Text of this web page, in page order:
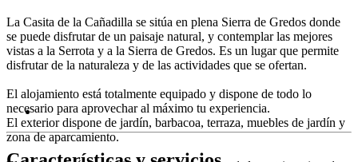
La Casita de la Cañadilla se sitúa en plena Sierra de Gredos donde
se puede disfrutar de un paisaje natural, y contemplar las mejores
vistas a la Serrota y a la Sierra de Gredos. Es un lugar que permite
disfrutar de la naturaleza y de las actividades que se ofertan.
El alojamiento está totalmente equipado y dispone de todo lo
necesario para aprovechar al máximo tu experiencia.
El exterior dispone de jardín, barbacoa, terraza, muebles de jardín y
zona de aparcamiento.